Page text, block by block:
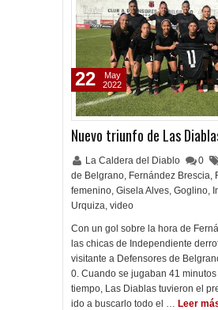
Nuevo triunfo de Las
La Caldera del Diablo 0
de Belgrano, Fernández Brescia,
femenino, Gisela Alves, Goglino,
Urquiza, video
Con un gol sobre la hora de
las chicas de Independiente
visitante a Defensores de
0. Cuando se jugaban 41
tiempo, Las Diablas tuvieron el
ido a buscarlo todo el … Leer
22
May
2022